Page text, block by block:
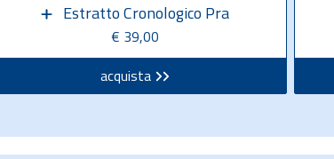
Estratto Cronologico Pra
€ 39,00
acquista